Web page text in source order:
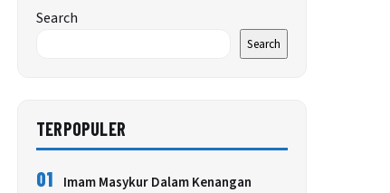
Search
Search
TERPOPULER
01
Imam Masykur Dalam Kenangan